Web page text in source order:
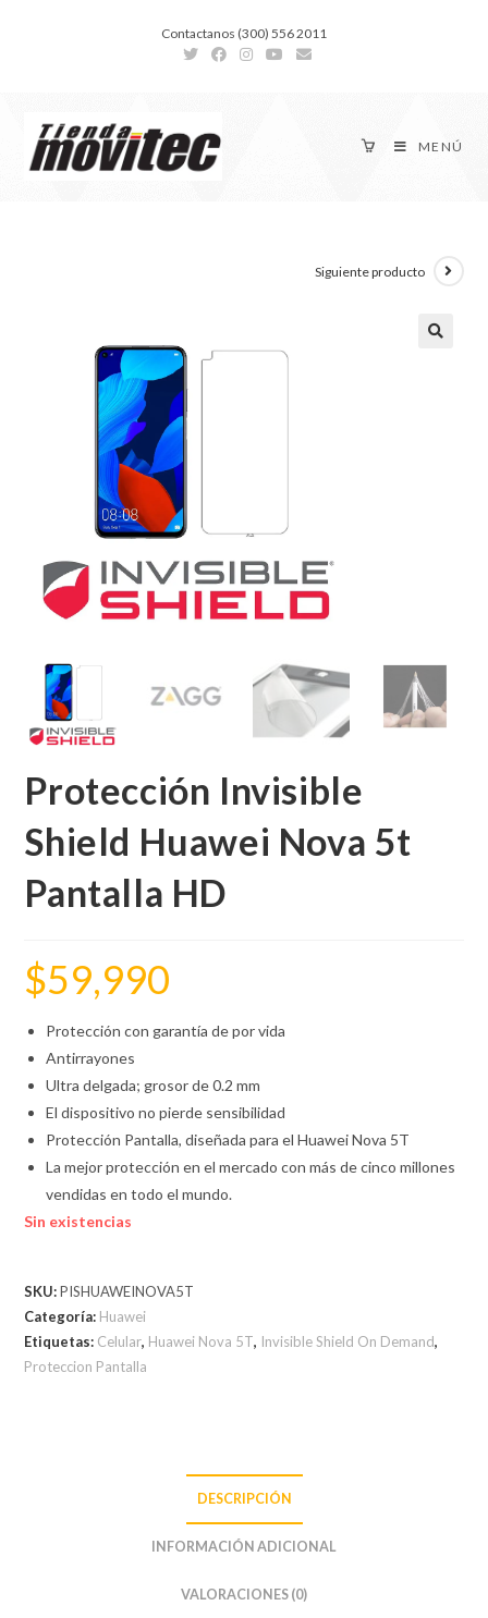
Contactanos (300) 556 2011
MENÚ
Siguiente producto
Protección Invisible
Shield Huawei Nova 5t
Pantalla HD
$59,990
Protección con garantía de por vida
Antirrayones
Ultra delgada; grosor de 0.2 mm
El dispositivo no pierde sensibilidad
Protección Pantalla, diseñada para el Huawei Nova 5T
La mejor protección en el mercado con más de cinco millones
vendidas en todo el mundo.
Sin existencias
SKU:PISHUAWEINOVA5T
Categoría: Huawei
Etiquetas: Celular, Huawei Nova 5T, Invisible Shield On Demand,
Proteccion Pantalla
DESCRIPCIÓN
INFORMACIÓN ADICIONAL
VALORACIONES (0)